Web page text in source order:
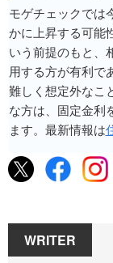
モゲチェックでは
かに上昇する可能
いう前提のもと、
用する方が有利で
難しく想定外なこ
な方は、固定金利
ます。最新情報は
WRITER